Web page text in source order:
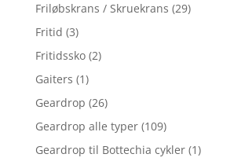
Friløbskrans / Skruekrans (29)
Fritid (3)
Fritidssko (2)
Gaiters (1)
Geardrop (26)
Geardrop alle typer (109)
Geardrop til Bottechia cykler (1)